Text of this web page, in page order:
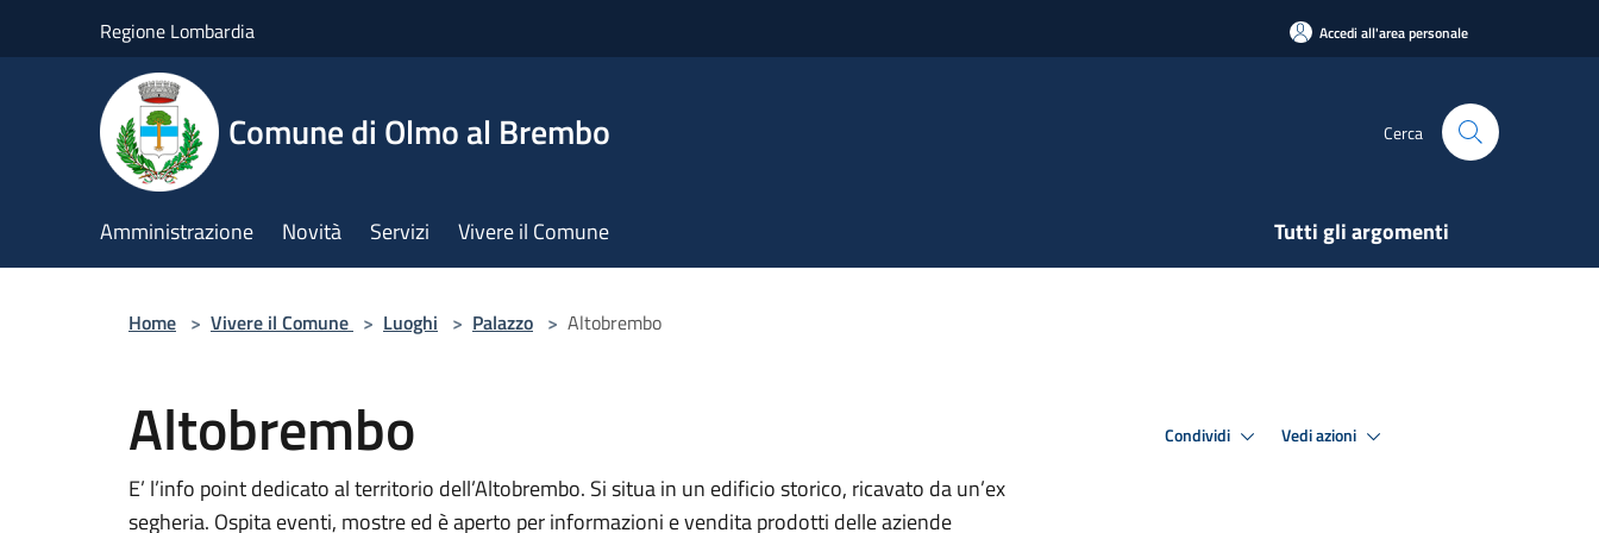
Regione Lombardia Accedi all'area personale
Comune di Olmo al Brembo Cerca
Amministrazione Novità Servizi Vivere il Comune Tutti gli argomenti
Home > Vivere il Comune > Luoghi > Palazzo > Altobrembo
Altobrembo
E’ l’info point dedicato al territorio dell’Altobrembo. Si situa in un edificio storico, ricavato da un’ex
segheria. Ospita eventi, mostre ed è aperto per informazioni e vendita prodotti delle aziende
Condividi Vedi azioni